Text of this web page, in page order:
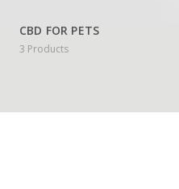
CBD FOR PETS
3 Products